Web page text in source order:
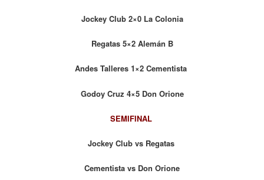
Jockey Club 2×0 La Colonia
Regatas 5×2 Alemán B
Andes Talleres 1×2 Cementista
Godoy Cruz 4×5 Don Orione
SEMIFINAL
Jockey Club vs Regatas
Cementista vs Don Orione